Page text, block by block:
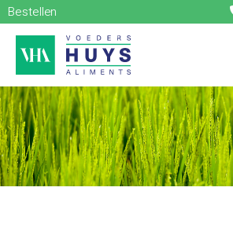
Bestellen